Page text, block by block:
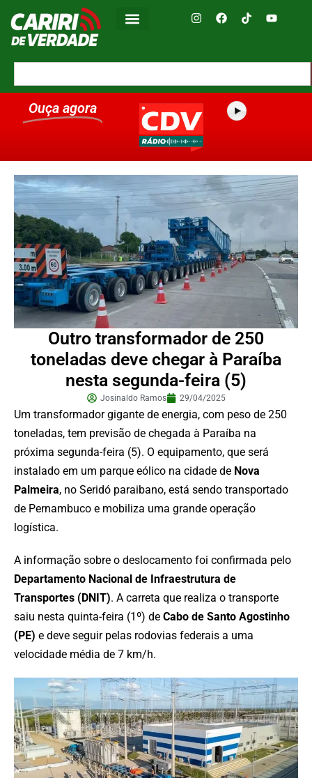
Ouça agora
Outro transformador de 250
toneladas deve chegar à Paraíba
nesta segunda-feira (5)
Josinaldo Ramos 29/04/2025
Um transformador gigante de energia, com peso de 250
toneladas, tem previsão de chegada à Paraíba na
próxima segunda-feira (5). O equipamento, que será
instalado em um parque eólico na cidade de Nova
Palmeira, no Seridó paraibano, está sendo transportado
de Pernambuco e mobiliza uma grande operação
logística.
A informação sobre o deslocamento foi confirmada pelo
Departamento Nacional de Infraestrutura de
Transportes (DNIT). A carreta que realiza o transporte
saiu nesta quinta-feira (1º) de Cabo de Santo Agostinho
(PE) e deve seguir pelas rodovias federais a uma
velocidade média de 7 km/h.